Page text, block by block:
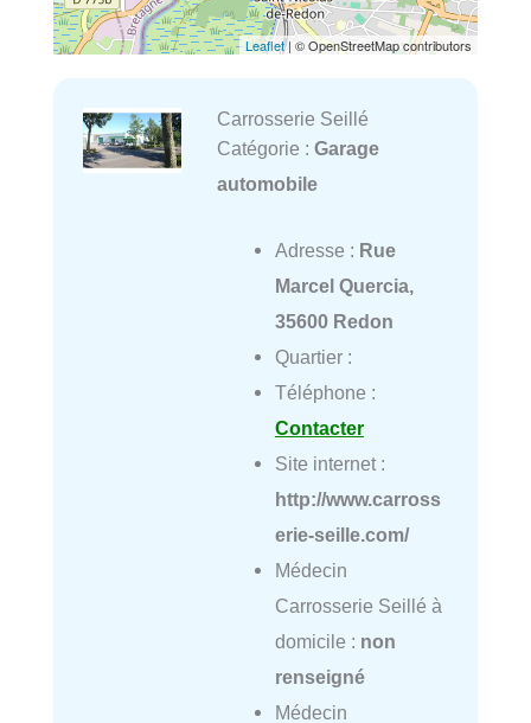
Leaflet| © OpenStreetMap contributors
Carrosserie Seillé
Catégorie : Garage
automobile
Adresse : Rue
Marcel Quercia,
35600 Redon
Quartier :
Téléphone :
Contacter
Site internet :
http://www.carross
erie-seille.com/
Médecin
Carrosserie Seillé à
domicile : non
renseigné
Médecin